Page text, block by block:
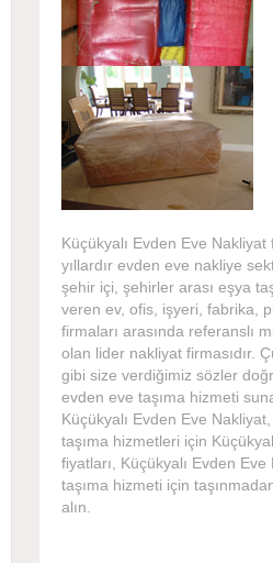
Küçükyalı Evden Eve Nakliyat
yıllardır evden eve nakliye
şehir içi, şehirler arası eşya
veren ev, ofis, işyeri, fabrika,
firmaları arasında referanslı
olan lider nakliyat firmasıdır.
gibi size verdiğimiz sözler
evden eve taşıma hizmeti
Küçükyalı Evden Eve
taşıma hizmetleri için
fiyatları, Küçükyalı Evden Eve
taşıma hizmeti için
alın.